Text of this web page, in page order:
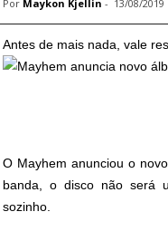
Por Maykon Kjellin - 13/08/2019
Antes de mais nada, vale
O Mayhem anunciou o
banda, o disco não será
sozinho.